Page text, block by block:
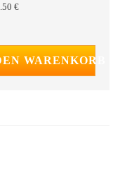
€
WARENKORB